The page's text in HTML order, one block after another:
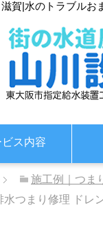
賀|水のトラブルお
ス内容
施工例｜つま
つまり修理 ドレ